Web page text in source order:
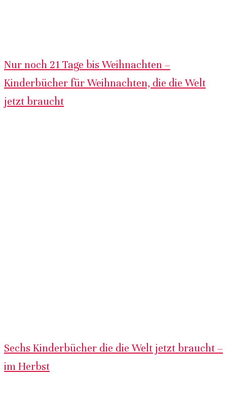
Nur noch 21 Tage bis Weihnachten –
Kinderbücher für Weihnachten, die die Welt
jetzt braucht
Sechs Kinderbücher die die Welt jetzt braucht –
im Herbst